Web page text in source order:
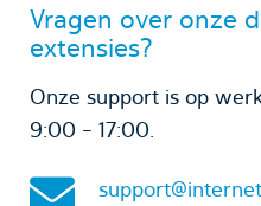
Vragen over onze
extensies?
Onze support is op
9:00 - 17:00.